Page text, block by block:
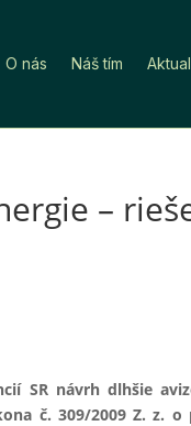
O nás Náš tím
–
SR návrh dlhšie
č. 309/2009 Z. z.